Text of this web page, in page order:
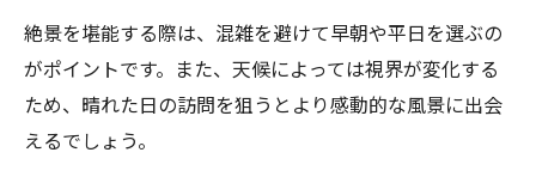
絶景を堪能する際は、混雑を避けて早朝や平日を選ぶの
がポイントです。また、天候によっては視界が変化する
ため、晴れた日の訪問を狙うとより感動的な風景に出会
えるでしょう。